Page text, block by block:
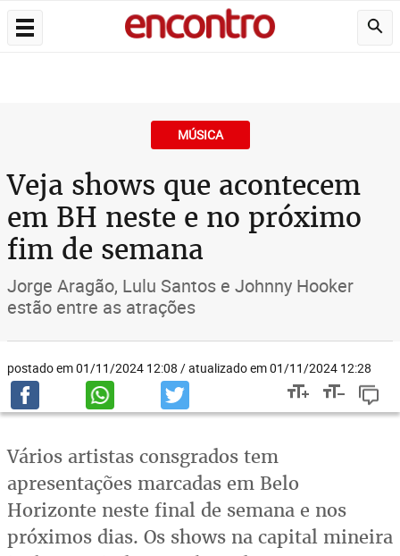
MÚSICA
Veja shows que acontecem
em BH neste e no próximo
fim de semana
Jorge Aragão, Lulu Santos e Johnny Hooker
estão entre as atrações
postado em 01/11/2024 12:08 / atualizado em 01/11/2024 12:28
Vários artistas consgrados tem
apresentações marcadas em Belo
Horizonte neste final de semana e nos
próximos dias. Os shows na capital mineira